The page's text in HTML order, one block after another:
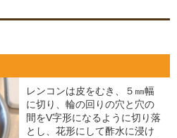
レンコンは皮をむき、５㎜幅
に切り、輪の回りの穴と穴の
間をV字形になるように切り落
とし、花形にして酢水に浸け